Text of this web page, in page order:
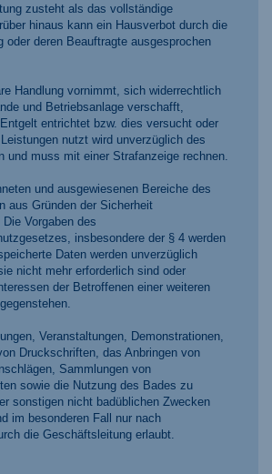
zusteht als das vollständige
hinaus kann ein Hausverbot durch die
oder deren Beauftragte ausgesprochen
Handlung vornimmt, sich widerrechtlich
und Betriebsanlage verschafft,
entrichtet bzw. dies versucht oder
nutzt wird unverzüglich des
und muss mit einer Strafanzeige rechnen.
und ausgewiesenen Bereiche des
aus Gründen der Sicherheit
Vorgaben des
insbesondere der § 4 werden
Daten werden unverzüglich
nicht mehr erforderlich sind oder
der Betroffenen einer weiteren
Veranstaltungen, Demonstrationen,
Druckschriften, das Anbringen von
Sammlungen von
sowie die Nutzung des Bades zu
sonstigen nicht badüblichen Zwecken
im besonderen Fall nur nach
die Geschäftsleitung erlaubt.